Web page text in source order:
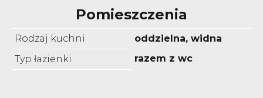
Pomieszczenia
Rodzaj kuchni
oddzielna, widna
Typ łazienki
razem z wc